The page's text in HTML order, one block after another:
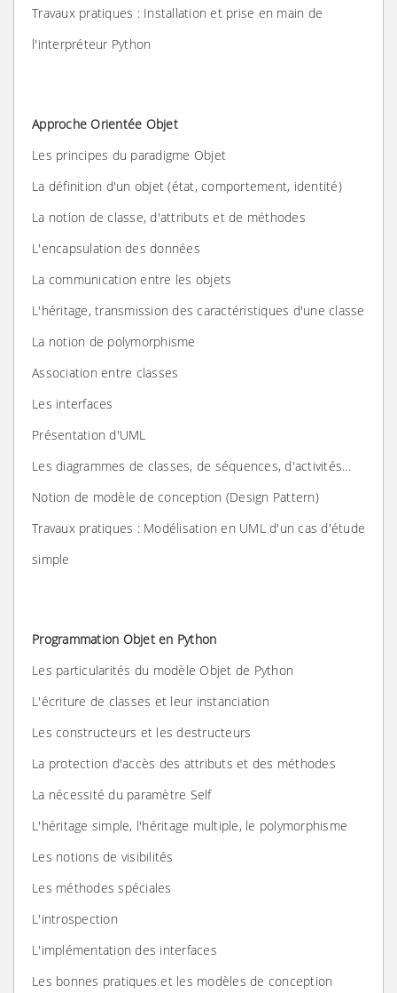
Travaux pratiques : Installation et prise en main de
l'interpréteur Python
Approche Orientée Objet
Les principes du paradigme Objet
La définition d'un objet (état, comportement, identité)
La notion de classe, d'attributs et de méthodes
L'encapsulation des données
La communication entre les objets
L'héritage, transmission des caractéristiques d'une classe
La notion de polymorphisme
Association entre classes
Les interfaces
Présentation d'UML
Les diagrammes de classes, de séquences, d'activités...
Notion de modèle de conception (Design Pattern)
Travaux pratiques : Modélisation en UML d'un cas d'étude
simple
Programmation Objet en Python
Les particularités du modèle Objet de Python
L'écriture de classes et leur instanciation
Les constructeurs et les destructeurs
La protection d'accès des attributs et des méthodes
La nécessité du paramètre Self
L'héritage simple, l'héritage multiple, le polymorphisme
Les notions de visibilités
Les méthodes spéciales
L'introspection
L'implémentation des interfaces
Les bonnes pratiques et les modèles de conception